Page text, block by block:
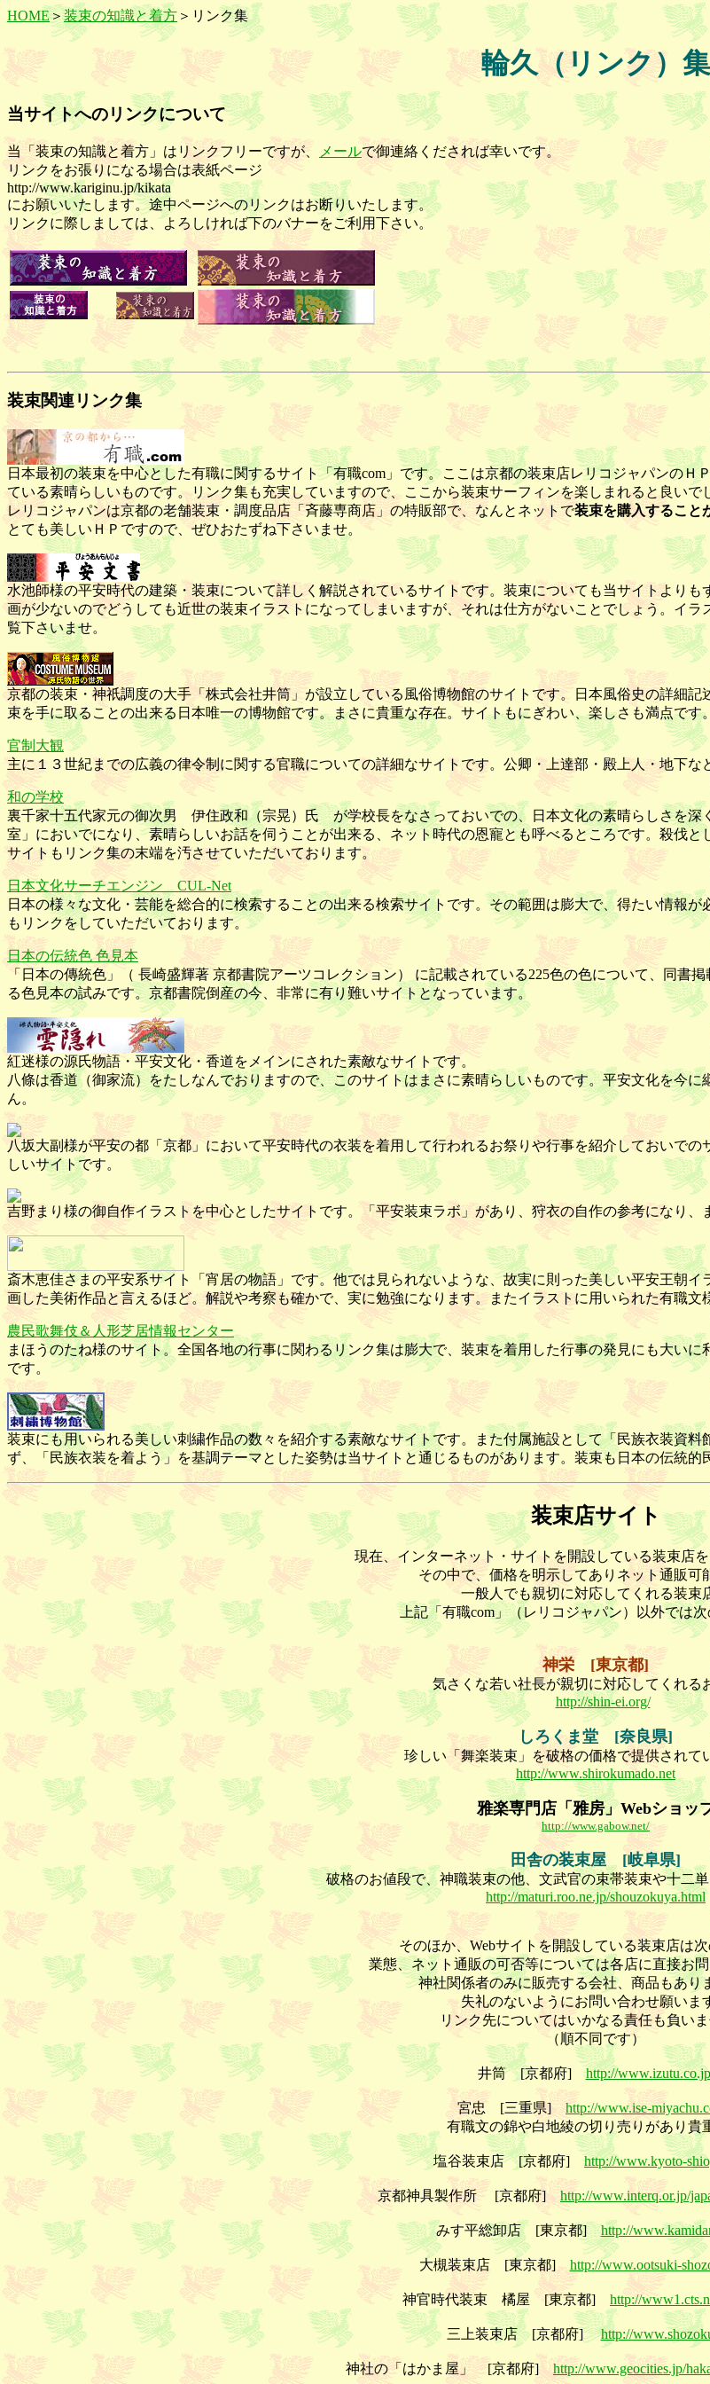
HOME＞装束の知識と着方 ＞リンク集
輪久（リンク）集
当サイトへのリンクについて
当「装束の知識と着方」はリンクフリーですが、 メールで御連絡くだされば幸いです。
リンクをお張りになる場合は表紙ページ
http://www.kariginu.jp/kikata
にお願いいたします。途中ページへのリンクはお断りいたします。
リンクに際しましては、よろしければ下のバナーをご利用下さい。
装束関連リンク集
日本最初の装束を中心とした有職に関するサイト「有職com」です。ここは京都の装束店レリコジャパンの
ている素晴らしいものです。リンク集も充実していますので、ここから装束サーフィンを楽しまれると良いで
レリコジャパンは京都の老舗装束・調度品店「斉藤専商店」の特販部で、なんとネットで装束を購入すること
とても美しいＨＰですので、ぜひおたずね下さいませ。
水池師様の平安時代の建築・装束について詳しく解説されているサイトです。装束についても当サイトより
画が少ないのでどうしても近世の装束イラストになってしまいますが、それは仕方がないことでしょう。イ
覧下さいませ。
京都の装束・神祇調度の大手「株式会社井筒」が設立している風俗博物館のサイトです。日本風俗史の詳細
束を手に取ることの出来る日本唯一の博物館です。まさに貴重な存在。サイトもにぎわい、楽しさも満点です
官制大観
主に１３世紀までの広義の律令制に関する官職についての詳細なサイトです。公卿・上達部・殿上人・地下
和の学校
裏千家十五代家元の御次男 伊住政和（宗晃）氏 が学校長をなさっておいでの、日本文化の素晴らしさを深
室」においでになり、素晴らしいお話を伺うことが出来る、ネット時代の恩寵とも呼べるところです。殺伐
サイトもリンク集の末端を汚させていただいております。
日本文化サーチエンジン CUL-Net
日本の様々な文化・芸能を総合的に検索することの出来る検索サイトです。その範囲は膨大で、得たい情報
もリンクをしていただいております。
日本の伝統色 色見本
「日本の傳統色」（ 長崎盛輝著 京都書院アーツコレクション） に記載されている225色の色について、同書
る色見本の試みです。京都書院倒産の今、非常に有り難いサイトとなっています。
紅迷様の源氏物語・平安文化・香道をメインにされた素敵なサイトです。
八條は香道（御家流）をたしなんでおりますので、このサイトはまさに素晴らしいものです。平安文化を今
ん。
八坂大副様が平安の都「京都」において平安時代の衣装を着用して行われるお祭りや行事を紹介しておいで
しいサイトです。
吉野まり様の御自作イラストを中心としたサイトです。「平安装束ラボ」があり、狩衣の自作の参考になり、
斎木恵佳さまの平安系サイト「宵居の物語」です。他では見られないような、故実に則った美しい平安王朝
画した美術作品と言えるほど。解説や考察も確かで、実に勉強になります。またイラストに用いられた有職
農民歌舞伎＆人形芝居情報センター
まほうのたね様のサイト。全国各地の行事に関わるリンク集は膨大で、装束を着用した行事の発見にも大い
です。
装束にも用いられる美しい刺繍作品の数々を紹介する素敵なサイトです。また付属施設として「民族衣装資
ず、「民族衣装を着よう」を基調テーマとした姿勢は当サイトと通じるものがあります。装束も日本の伝統
装束店サイト
現在、インターネット・サイトを開設している装束店を
その中で、価格を明示してありネット通販可
一般人でも親切に対応してくれる装束
上記「有職com」（レリコジャパン）以外では
神栄 [東京都]
気さくな若い社長が親切に対応してくれる
http://shin-ei.org/
しろくま堂 [奈良県]
珍しい「舞楽装束」を破格の価格で提供されて
http://www.shirokumado.net
雅楽専門店「雅房」Webショッ
http://www.gabow.net/
田舎の装束屋 [岐阜県]
破格のお値段で、神職装束の他、文武官の束帯装束や十二
http://maturi.roo.ne.jp/shouzokuya.html
そのほか、Webサイトを開設している装束店は次
業態、ネット通販の可否等については各店に直接お問
神社関係者のみに販売する会社、商品もあり
失礼のないようにお問い合わせ願いま
リンク先についてはいかなる責任も負いま
（順不同です）
井筒 [京都府]http://
宮忠 [三重県] http://www.ise-
有職文の錦や白地綾の切り売りがあり貴
塩谷装束店 [京都府]http://www.kyoto-
京都神具製作所 [京都府] http://www.interq.or.jp/
みす平総卸店 [東京都]http://
大槻装束店 [東京都] http://www.ootsuki-
神官時代装束 橘屋 [東京都] http://
三上装束店 [京都府]http://
神社の「はかま屋」 [京都府] http://www.geocities.jp/